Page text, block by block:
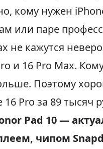
кому нужен
или паре
не кажутся
и 16 Pro Max.
Поэтому
Pro за 89 тысяч
Pad 10 —
чипом